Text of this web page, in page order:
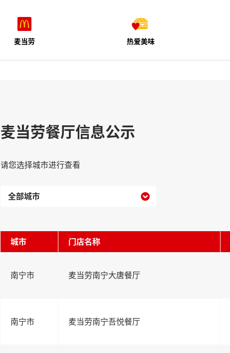
麦当劳 热爱美味
麦当劳餐厅信息公示
请您选择城市进行查看

城市 门店名称
南宁市 麦当劳南宁大唐餐厅
南宁市 麦当劳南宁吾悦餐厅